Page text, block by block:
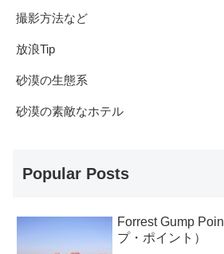
撮影方法など
放浪Tip
砂漠の生態系
砂漠の素敵なホテル
Popular Posts
Forrest Gump
プ・ポイント）